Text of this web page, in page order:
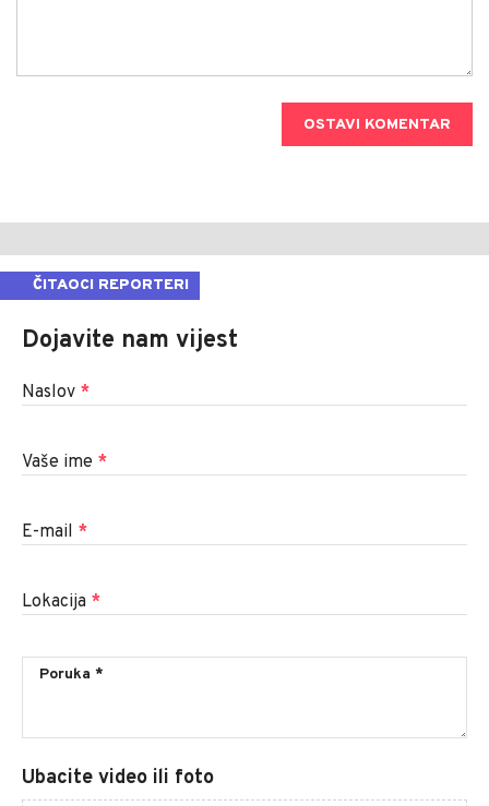
OSTAVI KOMENTAR
ČITAOCI REPORTERI
Dojavite nam vijest
Naslov *
Vaše ime *
E-mail *
Lokacija *
Ubacite video ili foto